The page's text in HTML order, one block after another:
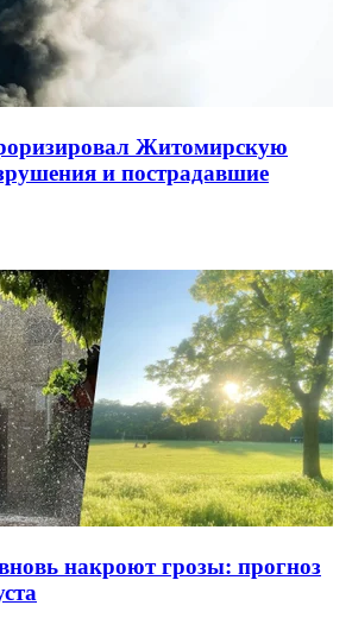
Житомирскую
и пострадавшие
накроют грозы: прогноз